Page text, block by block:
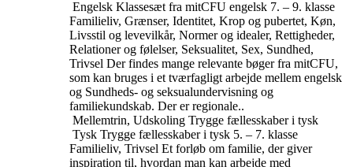
Engelsk Klassesæt fra mitCFU engelsk 7. – 9. klasse
Familieliv, Grænser, Identitet, Krop og pubertet, Køn,
Livsstil og levevilkår, Normer og idealer, Rettigheder,
Relationer og følelser, Seksualitet, Sex, Sundhed,
Trivsel Der findes mange relevante bøger fra mitCFU,
som kan bruges i et tværfagligt arbejde mellem engelsk
og Sundheds- og seksualundervisning og
familiekundskab. Der er regionale..
Mellemtrin, Udskoling Trygge fællesskaber i tysk
Tysk Trygge fællesskaber i tysk 5. – 7. klasse
Familieliv, Trivsel Et forløb om familie, der giver
inspiration til, hvordan man kan arbejde med